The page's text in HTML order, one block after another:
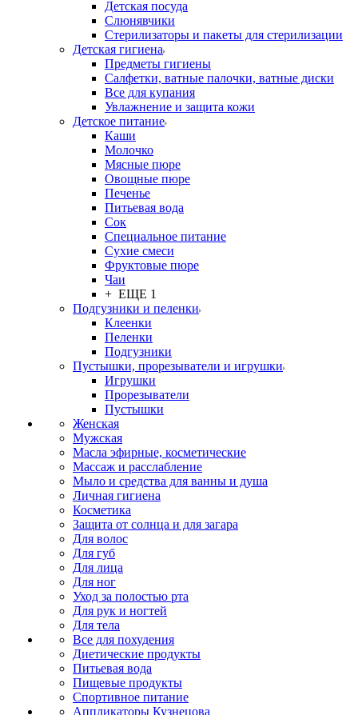
Детская посуда
Слюнявчики
Стерилизаторы и пакеты для стерилизации
Детская гигиена
Предметы гигиены
Салфетки, ватные палочки, ватные диски
Все для купания
Увлажнение и защита кожи
Детское питание
Каши
Молочко
Мясные пюре
Овощные пюре
Печенье
Питьевая вода
Сок
Специальное питание
Сухие смеси
Фруктовые пюре
Чаи
+ ЕЩЕ 1
Подгузники и пеленки
Клеенки
Пеленки
Подгузники
Пустышки, прорезыватели и игрушки
Игрушки
Прорезыватели
Пустышки
Женская
Мужская
Масла эфирные, косметические
Массаж и расслабление
Мыло и средства для ванны и душа
Личная гигиена
Косметика
Защита от солнца и для загара
Для волос
Для губ
Для лица
Для ног
Уход за полостью рта
Для рук и ногтей
Для тела
Все для похудения
Диетические продукты
Питьевая вода
Пищевые продукты
Спортивное питание
Аппликаторы Кузнецова